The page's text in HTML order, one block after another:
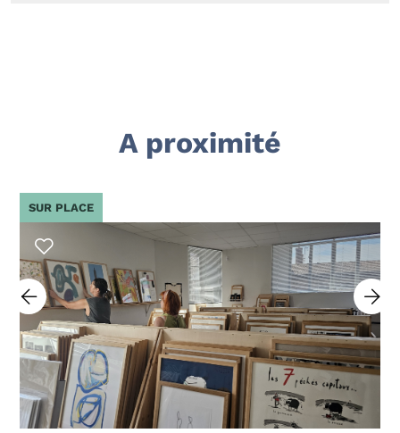
A proximité
SUR PLACE